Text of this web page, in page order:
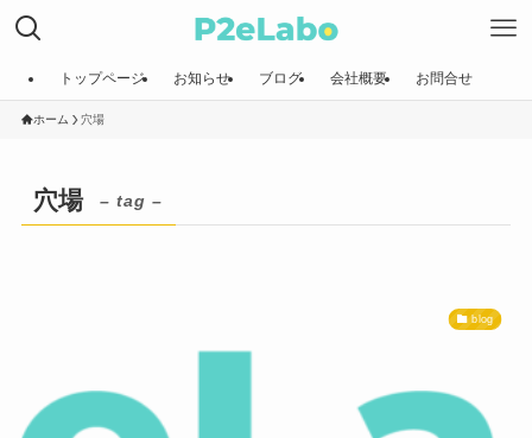
トップページ お知らせ ブログ 会社概要 お問合せ
ホーム 穴場
穴場 – tag –
blog